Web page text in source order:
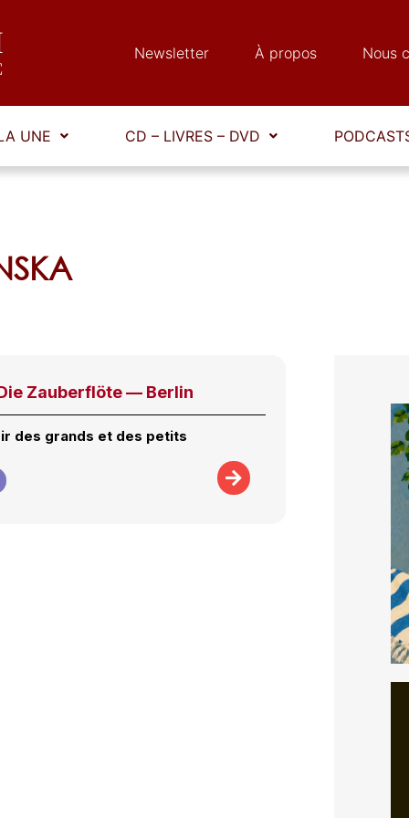
Newsletter À propos Nous
UNE CD – LIVRES – DVD
Zauberflöte — Berlin
des grands et des petits